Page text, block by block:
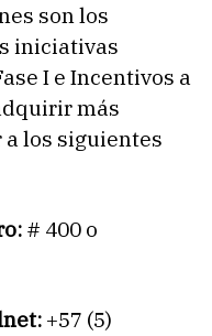
son los
iniciativas
I e Incentivos a
más
los siguientes
# 400 o
+57 (5)